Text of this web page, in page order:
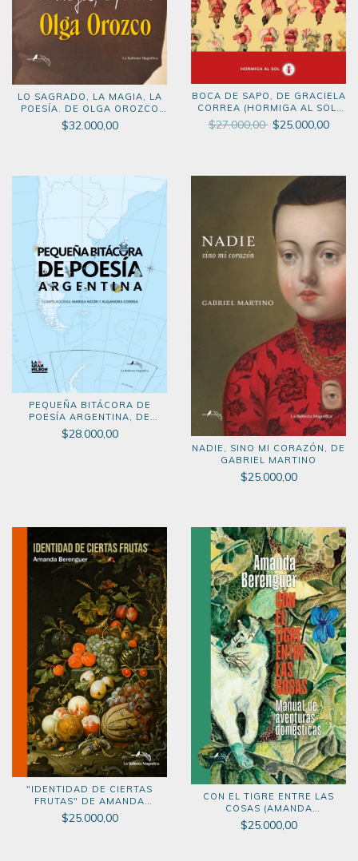
LO SAGRADO, LA MAGIA, LA
POESÍA. DE OLGA OROZCO
(LA BALLESTA MAGNÍFICA,
2026)
$32.000,00
BOCA DE SAPO, DE GRACIELA
CORREA (HORMIGA AL SOL,
2026)
$27.000,00 $25.000,00
PEQUEÑA BITÁCORA DE
POESÍA ARGENTINA, DE
MARISA NEGRI Y ALEJANDRA
CORREA
$28.000,00
NADIE, SINO MI CORAZÓN, DE
GABRIEL MARTINO
$25.000,00
"IDENTIDAD DE CIERTAS
FRUTAS" DE AMANDA
BERENGUER (2021)
$25.000,00
CON EL TIGRE ENTRE LAS
COSAS (AMANDA
BERENGUER), 2024.
$25.000,00